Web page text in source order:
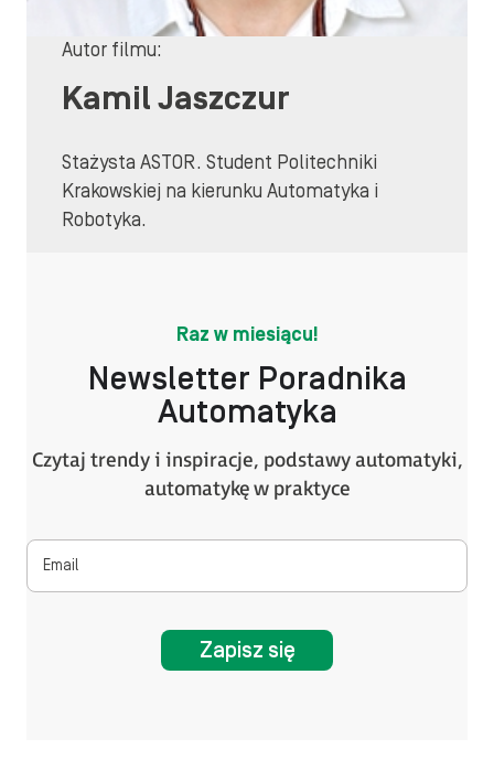
Autor filmu:
Kamil Jaszczur
Stażysta ASTOR. Student Politechniki
Krakowskiej na kierunku Automatyka i
Robotyka.
Raz w miesiącu!
Newsletter Poradnika
Automatyka
Czytaj trendy i inspiracje, podstawy automatyki,
automatykę w praktyce
Zapisz się